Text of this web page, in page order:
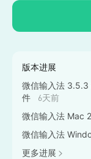
版本进展
微信输入法 3.5.3
件
6天前
微信输入法 Mac
微信输入法
更多进展